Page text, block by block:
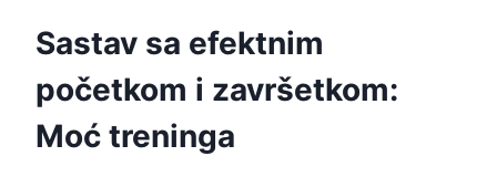
Sastav sa efektnim
početkom i završetkom:
Moć treninga